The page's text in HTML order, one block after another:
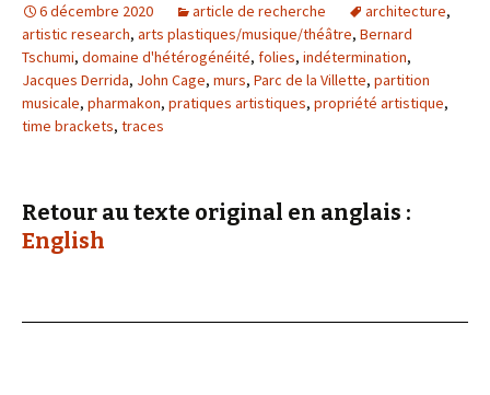
6 décembre 2020 article de recherche architecture,
artistic research, arts plastiques/musique/théâtre, Bernard
Tschumi, domaine d'hétérogénéité, folies, indétermination,
Jacques Derrida, John Cage, murs, Parc de la Villette, partition
musicale, pharmakon, pratiques artistiques, propriété artistique,
time brackets, traces
Retour au texte original en anglais :
English